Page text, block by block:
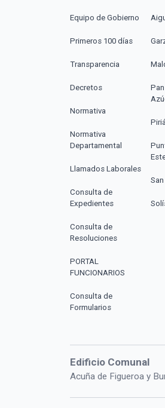
Equipo de Gobierno
Primeros 100 días
Transparencia
Decretos
Normativa
Normativa
Departamental
Llamados Laborales
Consulta de
Expedientes
Consulta de
Resoluciones
PORTAL
FUNCIONARIOS
Consulta de
Formularios
Edificio Comunal
Acuña de Figueroa y